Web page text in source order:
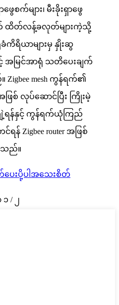
ဖွေစက်များ၊ မီးခိုးရှာဖွေ
ထိတ်လန့်ခလုတ်များကဲ့သို့
ခံကိရိယာများမှ နှိုးဆွ
အမြင်အာရုံ သတိပေးချက်
Zigbee mesh ကွန်ရက်၏
စ် လုပ်ဆောင်ပြီး ကြိုးမဲ့
ရန်နှင့် ကွန်ရက်ယုံကြည်
န် Zigbee router အဖြစ်
ည်။
ပေးပို့ပါ အသေးစိတ်
၁ / ၂